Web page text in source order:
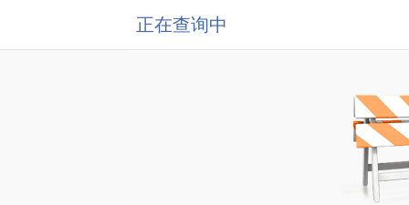
正在查询中